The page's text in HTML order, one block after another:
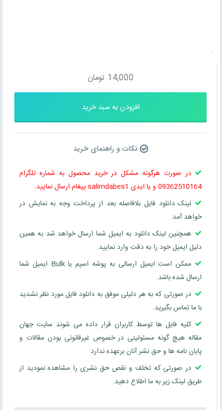
14,000 تومان
افزودن به سبد خرید
نکات و راهنمای خرید
در صورت هرگونه مشکل در خرید محصول به شماره تلگرام
09362510164 و یا ایدی salimdabes1 پیغام ارسال نمایید.
لینک دانلود فایل بلافاصله بعد از پرداخت وجه به نمایش در
خواهد آمد.
همچنین لینک دانلود به ایمیل شما ارسال خواهد شد به همین
دلیل ایمیل خود را به دقت وارد نمایید.
ممکن است ایمیل ارسالی به پوشه اسپم یا Bulk ایمیل شما
ارسال شده باشد.
در صورتی که به هر دلیلی موفق به دانلود فایل مورد نظر نشدید
با ما تماس بگیرید.
کلیه فایل ها توسط کاربران قرار داده می شوند سایت جهان
مقاله هیچ گونه مسئولیتی در خصوص غیرقانونی بودن مقالات و
پایان نامه ها و حق نشر آنان برعهده ندارد
در صورتی که تخلف و نقص حق نشری را مشاهده نمودید از
طریق لینک زیر به ما اطلاع دهید.